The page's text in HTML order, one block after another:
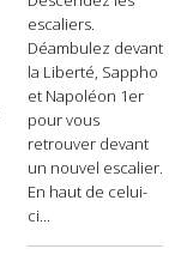
escaliers.
Déambulez devant
la Liberté, Sappho
et Napoléon 1er
pour vous
retrouver devant
un nouvel escalier.
En haut de celui-
ci...